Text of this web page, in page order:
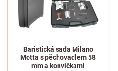
Baristická sada Milano
Motta s pěchovadlem 58
mm a konvičkami